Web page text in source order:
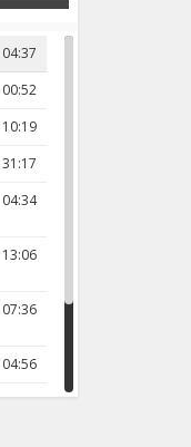
04:37
00:52
10:19
31:17
04:34
13:06
07:36
04:56
18:00